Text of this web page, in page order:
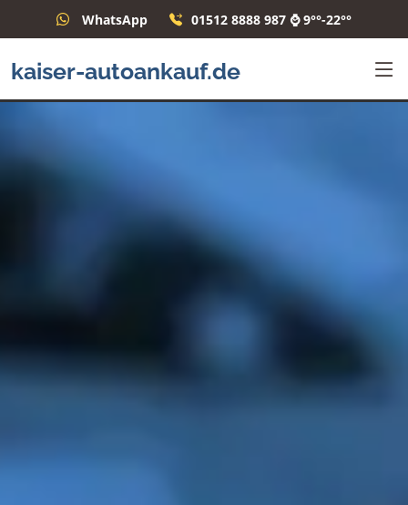
WhatsApp 01512 8888 987 ⌚ 9°°-22°°
kaiser-autoankauf.de